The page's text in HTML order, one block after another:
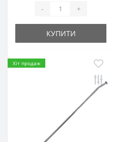
- +
КУПИТИ
Хіт продаж